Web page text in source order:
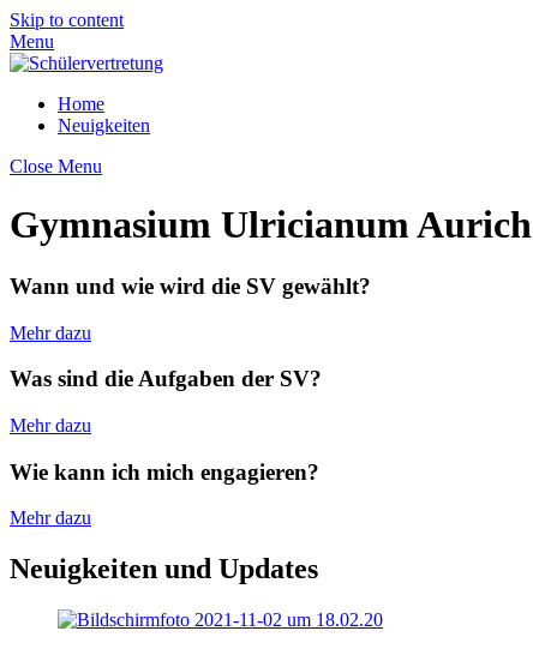
Skip to content
Menu
Home
Neuigkeiten
Close Menu
Gymnasium Ulricianum Aurich
Wann und wie wird die SV gewählt?
Mehr dazu
Was sind die Aufgaben der SV?
Mehr dazu
Wie kann ich mich engagieren?
Mehr dazu
Neuigkeiten und Updates